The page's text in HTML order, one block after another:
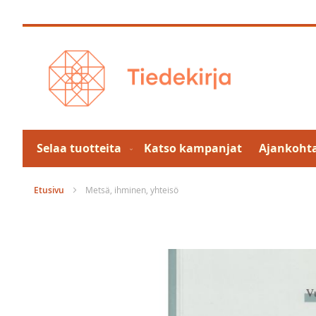
to
Selaa tuotteita Katso kampanjat
Etusivu Metsä, ihminen, yhteisö